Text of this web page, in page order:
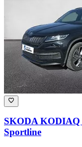
SKODA KODIAQ
Sportline